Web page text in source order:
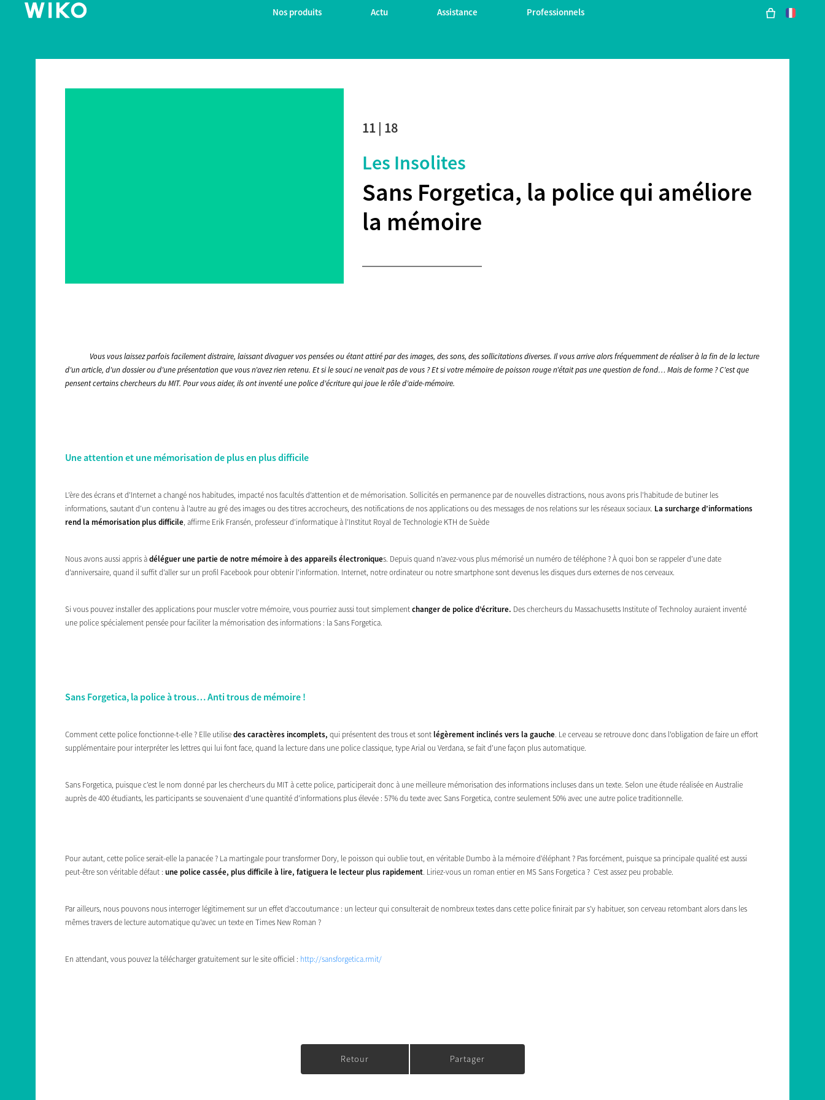
Nos produits Actu Assistance Professionnels
11 | 18
Les Insolites
Sans Forgetica, la police qui améliore
la mémoire
Vous vous laissez parfois facilement distraire, laissant divaguer vos pensées ou étant attiré par des images, des sons, des sollicitations diverses. Il vous arrive alors fréquemment de réaliser à la fin de la lecture
d’un article, d’un dossier ou d’une présentation que vous n’avez rien retenu. Et si le souci ne venait pas de vous ? Et si votre mémoire de poisson rouge n’était pas une question de fond… Mais de forme ? C’est que
pensent certains chercheurs du MIT. Pour vous aider, ils ont inventé une police d’écriture qui joue le rôle d’aide-mémoire.
Une attention et une mémorisation de plus en plus difficile
L’ère des écrans et d’Internet a changé nos habitudes, impacté nos facultés d’attention et de mémorisation. Sollicités en permanence par de nouvelles distractions, nous avons pris l’habitude de butiner les
informations, sautant d’un contenu à l’autre au gré des images ou des titres accrocheurs, des notifications de nos applications ou des messages de nos relations sur les réseaux sociaux. La surcharge d’informations
rend la mémorisation plus difficile, affirme Erik Fransén, professeur d’informatique à l’Institut Royal de Technologie KTH de Suède
Nous avons aussi appris àdéléguer une partie de notre mémoire à des appareils électroniques. Depuis quand n’avez-vous plus mémorisé un numéro de téléphone ? À quoi bon se rappeler d’une date
d’anniversaire, quand il suffit d’aller sur un profil Facebook pour obtenir l’information. Internet, notre ordinateur ou notre smartphone sont devenus les disques durs externes de nos cerveaux.
Si vous pouvez installer des applications pour muscler votre mémoire, vous pourriez aussi tout simplementchanger de police d’écriture. Des chercheurs du Massachusetts Institute of Technoloy auraient inventé
une police spécialement pensée pour faciliter la mémorisation des informations : la Sans Forgetica.
Sans Forgetica, la police à trous… Anti trous de mémoire !
Comment cette police fonctionne-t-elle ? Elle utilisedescaractères incomplets, qui présentent des trous et sont légèrement inclinés vers la gauche. Le cerveau se retrouve donc dans l’obligation de faire un effort
supplémentaire pour interpréter les lettres qui lui font face, quand la lecture dans une police classique, type Arial ou Verdana, se fait d’une façon plus automatique.
Sans Forgetica, puisque c’est le nom donné par les chercheurs du MIT à cette police, participerait donc à une meilleure mémorisation des informations incluses dans un texte. Selon une étude réalisée en Australie
auprès de 400 étudiants, les participants se souvenaient d’une quantité d’informations plus élevée : 57% du texte avec Sans Forgetica, contre seulement 50% avec une autre police traditionnelle.
Pour autant, cette police serait-elle la panacée ? La martingale pour transformer Dory, le poisson qui oublie tout, en véritable Dumbo à la mémoire d’éléphant ? Pas forcément, puisque sa principale qualité est aussi
peut-être son véritable défaut : une police cassée, plus difficile à lire, fatiguera le lecteur plus rapidement. Liriez-vous un roman entier en MS Sans Forgetica ? C’est assez peu probable.
Par ailleurs, nous pouvons nous interroger légitimement sur un effet d’accoutumance : un lecteur qui consulterait de nombreux textes dans cette police finirait par s’y habituer, son cerveau retombant alors dans les
mêmes travers de lecture automatique qu’avec un texte en Times New Roman ?
En attendant, vous pouvez la télécharger gratuitement sur le site officiel : http://sansforgetica.rmit/
Retour Partager